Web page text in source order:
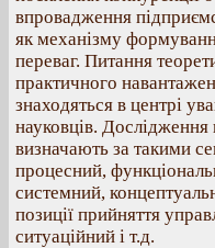
впровадження
як механізму
переваг. Питання
практичного
знаходяться в центрі
науковців.
визначають за такими
процесний,
системний,
позиції прийняття
ситуаційний і т.д.